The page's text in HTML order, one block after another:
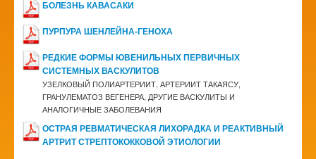
БОЛЕЗНЬ КАВАСАКИ
ПУРПУРА ШЕНЛЕЙНА-ГЕНОХА
РЕДКИЕ ФОРМЫ ЮВЕНИЛЬНЫХ ПЕРВИЧНЫХ
СИСТЕМНЫХ ВАСКУЛИТОВ
УЗЕЛКОВЫЙ ПОЛИАРТЕРИИТ, АРТЕРИИТ ТАКАЯСУ,
ГРАНУЛЕМАТОЗ ВЕГЕНЕРА, ДРУГИЕ ВАСКУЛИТЫ И
АНАЛОГИЧНЫЕ ЗАБОЛЕВАНИЯ
ОСТРАЯ РЕВМАТИЧЕСКАЯ ЛИХОРАДКА И РЕАКТИВНЫЙ
АРТРИТ СТРЕПТОКОККОВОЙ ЭТИОЛОГИИ